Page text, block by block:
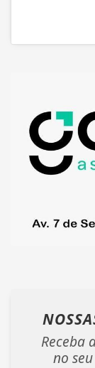
Receba
no